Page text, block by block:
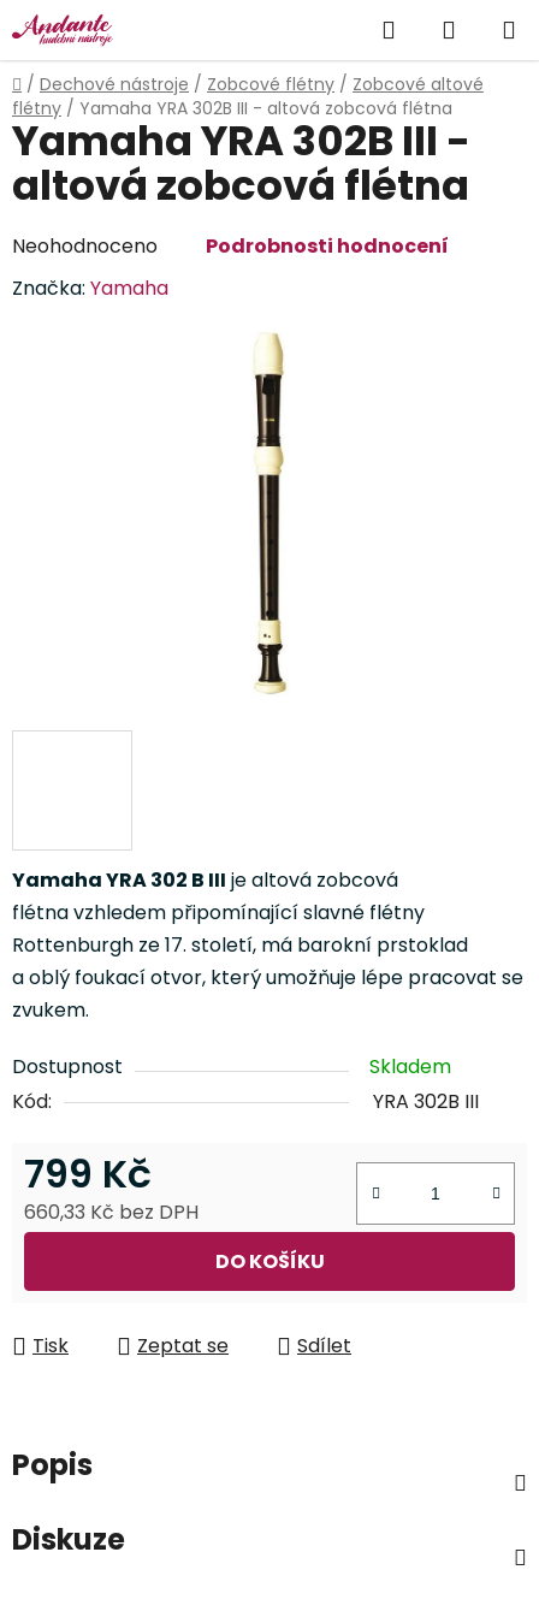
Přejít
na
obsah
Hledat
KOŠÍK
Domů
/ Dechové nástroje / Zobcové flétny / Zobcové altové
flétny / Yamaha YRA 302B III - altová zobcová flétna
Yamaha YRA 302 B III je altová zobcová
flétna vzhledem připomínající slavné flétny
Rottenburgh ze 17. století, má barokní prstoklad
a oblý foukací otvor, který umožňuje lépe pracovat se
zvukem.
Dostupnost
Skladem
Kód:
YRA 302B III
799 Kč
660,33 Kč bez DPH
DO KOŠÍKU
Tisk Zeptat se Sdílet
Yamaha YRA 302B III -
altová zobcová flétna
Průměrné
produktu
Neohodnoceno
Podrobnosti hodnocení
Značka: Yamaha
Popis
Diskuze